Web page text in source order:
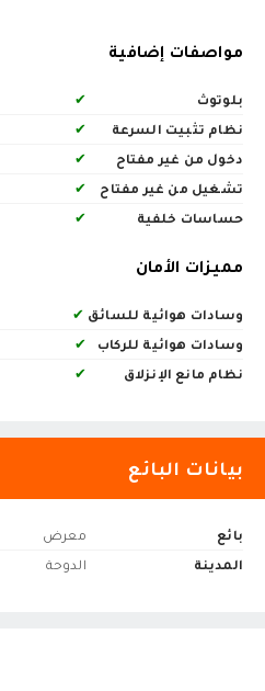
مواصفات إضافية
بلوتوث
✔
نظام تثبيت السرعة
✔
دخول من غير مفتاح
✔
تشغيل من غير مفتاح
✔
حساسات خلفية
✔
مميزات الأمان
وسادات هوائية للسائق ✔
وسادات هوائية للركاب
✔
نظام مانع الإنزلاق
✔
بيانات البائع
بائع
معرض
المدينة
الدوحة